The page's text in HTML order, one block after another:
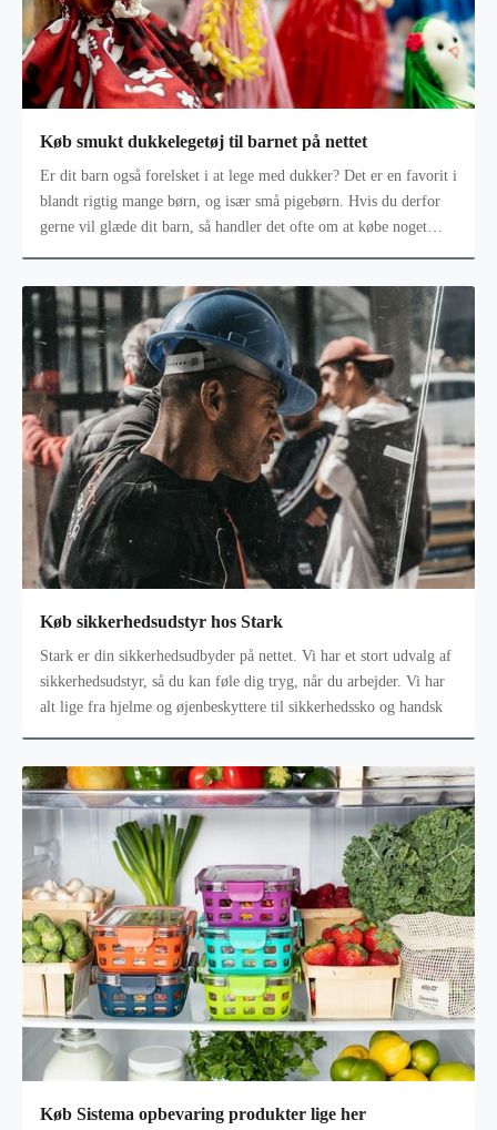
Køb smukt dukkelegetøj til barnet på nettet
Er dit barn også forelsket i at lege med dukker? Det er en favorit i
blandt rigtig mange børn, og især små pigebørn. Hvis du derfor
gerne vil glæde dit barn, så handler det ofte om at købe noget
Køb sikkerhedsudstyr hos Stark
Stark er din sikkerhedsudbyder på nettet. Vi har et stort udvalg af
sikkerhedsudstyr, så du kan føle dig tryg, når du arbejder. Vi har
alt lige fra hjelme og øjenbeskyttere til sikkerhedssko og handsk
Køb Sistema opbevaring produkter lige her